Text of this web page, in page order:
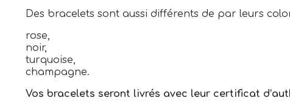
Des bracelets sont aussi différents de par leurs
rose,
noir,
turquoise,
champagne.
Vos bracelets seront livrés avec leur certificat